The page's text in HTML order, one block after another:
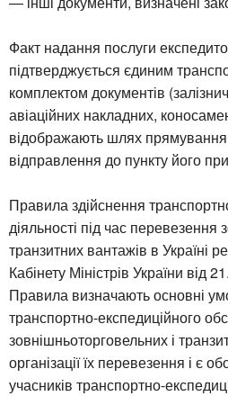
Факт надання послуги
підтверджується єдиним
комплектом документів
авіаційних накладних,
відображають шлях прямування
відправлення до пункту його
Правила здійснення
діяльності під час перевезення
транзитних вантажів в Україні
Кабінету Міністрів України від
Правила визначають основні
транспортно-експедиційного
зовнішньоторговельних і
організації їх перевезення і є
учасників транспортно-